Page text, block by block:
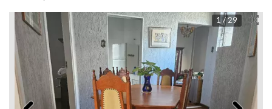
1 / 29
Anterior